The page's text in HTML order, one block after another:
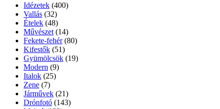
Idézetek (400)
Vallás (32)
Ételek (48)
Művészet (14)
Fekete-fehér (80)
Kifestők (51)
Gyümölcsök (19)
Modern (9)
Italok (25)
Zene (7)
Járművek (21)
Drónfotó (143)